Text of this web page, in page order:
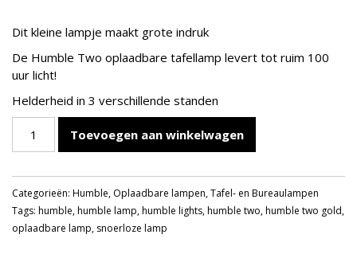
Dit kleine lampje maakt grote indruk
De Humble Two oplaadbare tafellamp levert tot ruim 100
uur licht!
Helderheid in 3 verschillende standen
TWO
GOLD
aantal
Toevoegen aan winkelwagen
Categorieën: Humble, Oplaadbare lampen,Tafel- en Bureaulampen
Tags: humble,humble lamp,humble lights,humble two,humble two gold,
oplaadbare lamp, snoerloze lamp